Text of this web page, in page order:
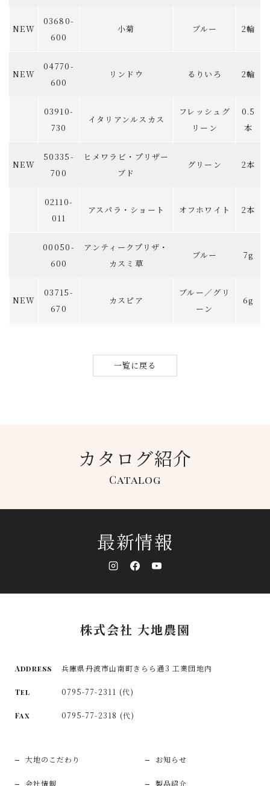
NEW
03680-
600
小菊 ブルー 2輪
NEW
04770-
600
リンドウ るりいろ 2輪
03910-
730
イタリアンルスカス
フレッシュグ
リーン
0.5
本
NEW
50335-
700
ヒメワラビ・プリザー
ブド
グリーン 2本
02110-
011
アスパラ・ショート オフホワイト 2本
00050-
600
アンティークプリザ・
カスミ草
ブルー 7g
NEW
03715-
670
カスピア
ブルー／グリ
ーン
6g
一覧に戻る
カタログ紹介
Catalog
最新情報
株式会社 大地農園
Address 兵庫県丹波市山南町きらら通3 工業団地内
Tel 0795-77-2311 (代)
Fax 0795-77-2318 (代)
大地のこだわり お知らせ
会社情報 製品紹介